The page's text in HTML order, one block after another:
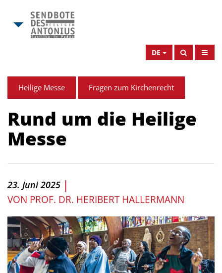
DE
Heilige Messe Fragen zum Kirchenrecht
Rund um die Heilige
Messe
23. Juni 2025 |
VON PROF. DR. HERIBERT HALLERMANN